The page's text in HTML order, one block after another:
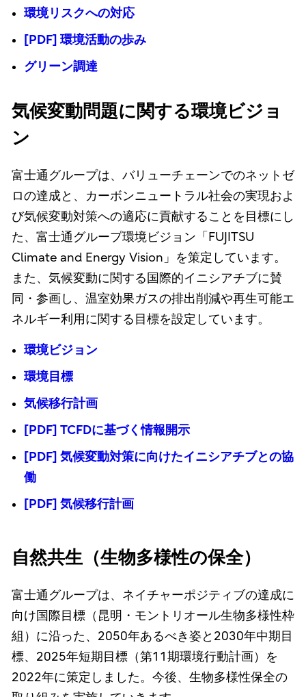
環境リスクへの対応
[PDF] 環境活動の歩み
グリーン調達
気候変動問題に関する環境ビジョ
ン
富士通グループは、バリューチェーンでのネットゼ
ロの達成と、カーボンニュートラル社会の実現およ
び気候変動対策への適応に貢献することを目標にし
た、富士通グループ環境ビジョン「FUJITSU
Climate and Energy Vision」を策定しています。
また、気候変動に関する国際的イニシアチブに賛
同・参画し、温室効果ガスの排出削減や再生可能エ
ネルギー利用に関する目標を設定しています。
環境ビジョン
環境目標
気候移行計画
[PDF] TCFDに基づく情報開示
[PDF] 気候変動対策に向けたイニシアチブとの協
働
[PDF] 気候移行計画
自然共生（生物多様性の保全）
富士通グループは、ネイチャーポジティブの達成に
向け国際目標（昆明・モントリオール生物多様性枠
組）に沿った、2050年あるべき姿と2030年中期目
標、2025年短期目標（第11期環境行動計画）を
2022年に策定しました。今後、生物多様性保全の